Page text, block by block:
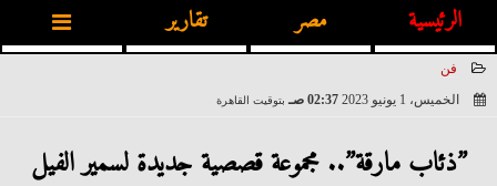
الرئيسية مصر تقارير
فن
الخميس، 1 يونيو 2023
02:37 صـ بتوقيت القاهرة
”ذئاب مارقة”.. مجموعة قصصية جديدة لسمير الفيل